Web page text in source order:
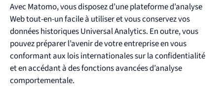
Avec Matomo, vous disposez d’une plateforme d’analyse
Web tout-en-un facile à utiliser et vous conservez vos
données historiques Universal Analytics. En outre, vous
pouvez préparer l’avenir de votre entreprise en vous
conformant aux lois internationales sur la confidentialité
et en accédant à des fonctions avancées d’analyse
comportementale.